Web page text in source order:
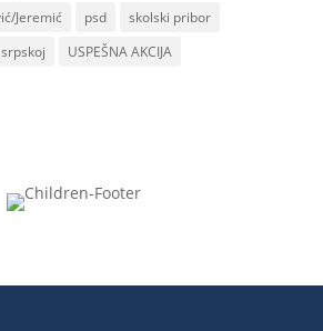
Jeremić
psd
skolski pribor
srpskoj USPEŠNA AKCIJA